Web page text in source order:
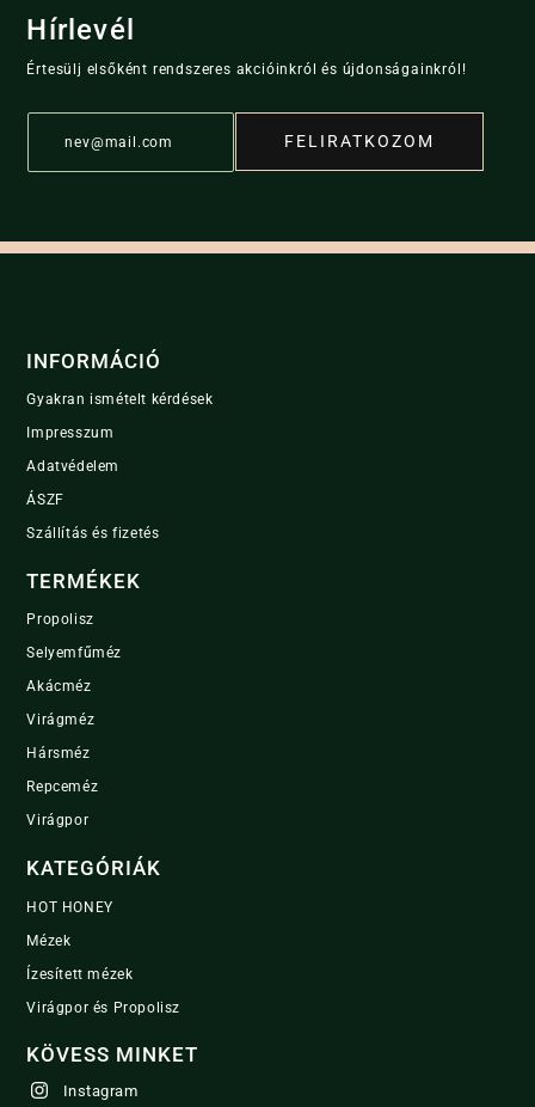
may
on
Hírlevél
Értesülj elsőként rendszeres akcióinkról és újdonságainkról!
E
a
*
FELIRATKOZOM
INFORMÁCIÓ
Gyakran ismételt kérdések
Impresszum
Adatvédelem
ÁSZF
Szállítás és fizetés
TERMÉKEK
Propolisz
Selyemfűméz
Akácméz
Virágméz
Hársméz
Repceméz
Virágpor
KATEGÓRIÁK
HOT HONEY
Mézek
Ízesített mézek
Virágpor és Propolisz
KÖVESS MINKET
Instagram